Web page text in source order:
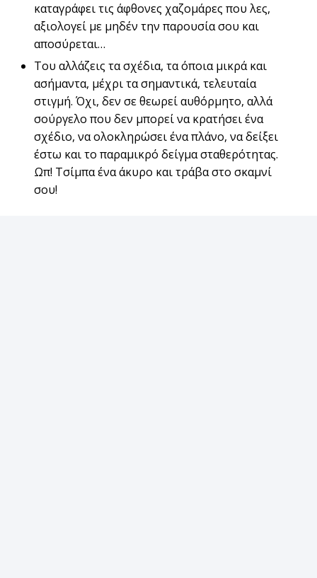
καταγράφει τις άφθονες χαζομάρες που λες,
αξιολογεί με μηδέν την παρουσία σου και
αποσύρεται…
Του αλλάζεις τα σχέδια, τα όποια μικρά και
ασήμαντα, μέχρι τα σημαντικά, τελευταία
στιγμή. Όχι, δεν σε θεωρεί αυθόρμητο, αλλά
σούργελο που δεν μπορεί να κρατήσει ένα
σχέδιο, να ολοκληρώσει ένα πλάνο, να δείξει
έστω και το παραμικρό δείγμα σταθερότητας.
Ωπ! Τσίμπα ένα άκυρο και τράβα στο σκαμνί
σου!